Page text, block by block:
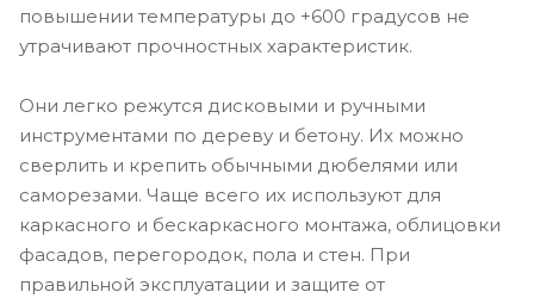
повышении температуры до +600 градусов не
утрачивают прочностных характеристик.
Они легко режутся дисковыми и ручными
инструментами по дереву и бетону. Их можно
сверлить и крепить обычными дюбелями или
саморезами. Чаще всего их используют для
каркасного и бескаркасного монтажа, облицовки
фасадов, перегородок, пола и стен. При
правильной эксплуатации и защите от